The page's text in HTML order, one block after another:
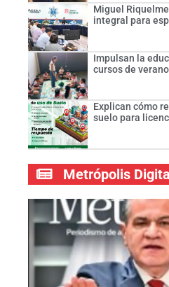
Miguel
integral para
Impulsan la
cursos de
Explican cómo
suelo para
Metrópolis